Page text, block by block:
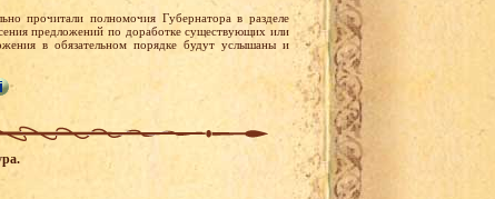
прочитали полномочия Губернатора в разделе
предложений по доработке существующих или
в обязательном порядке будут услышаны и